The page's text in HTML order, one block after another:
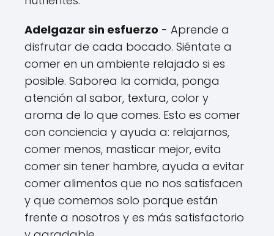
Adelgazar sin esfuerzo - Aprende a
disfrutar de cada bocado. Siéntate a
comer en un ambiente relajado si es
posible. Saborea la comida, ponga
atención al sabor, textura, color y
aroma de lo que comes. Esto es comer
con conciencia y ayuda a: relajarnos,
comer menos, masticar mejor, evita
comer sin tener hambre, ayuda a evitar
comer alimentos que no nos satisfacen
y que comemos solo porque están
frente a nosotros y es más satisfactorio